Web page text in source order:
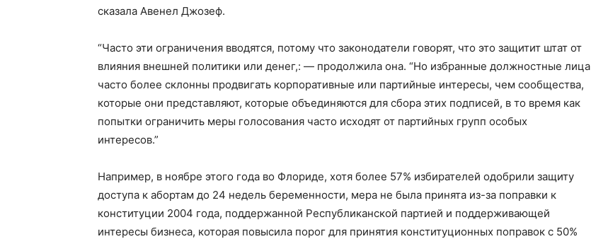
сказала Авенел Джозеф.
“Часто эти ограничения вводятся, потому что законодатели говорят, что это защитит штат от
влияния внешней политики или денег,: — продолжила она. “Но избранные должностные лица
часто более склонны продвигать корпоративные или партийные интересы, чем сообщества,
которые они представляют, которые объединяются для сбора этих подписей, в то время как
попытки ограничить меры голосования часто исходят от партийных групп особых
интересов.”
Например, в ноябре этого года во Флориде, хотя более 57% избирателей одобрили защиту
доступа к абортам до 24 недель беременности, мера не была принята из-за поправки к
конституции 2004 года, поддержанной Республиканской партией и поддерживающей
интересы бизнеса, которая повысила порог для принятия конституционных поправок с 50%